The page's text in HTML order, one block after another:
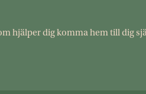
hjälper dig komma hem till dig